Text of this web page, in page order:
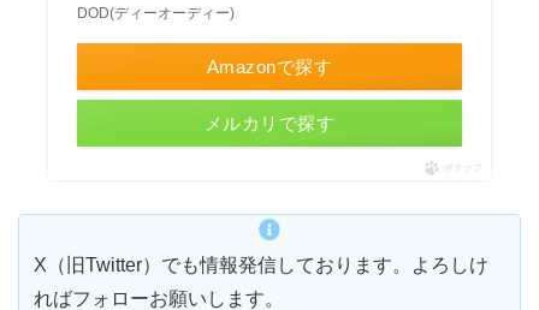
DOD(ディーオーディー)
Amazonで探す
メルカリで探す
ポチップ
X（旧Twitter）でも情報発信しております。よろしけ
ればフォローお願いします。